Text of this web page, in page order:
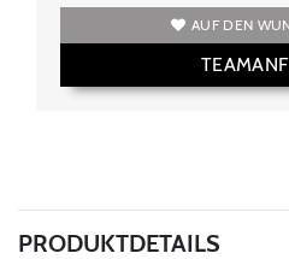
AUF DEN
PRODUKTDETAILS